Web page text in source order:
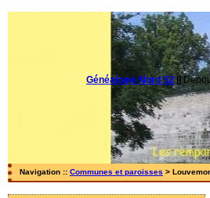
Généalogie Nord 52||
Navigation :: Communes et paroisses >